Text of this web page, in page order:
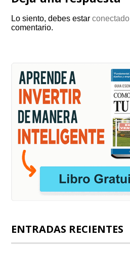
Lo siento, debes estarconectado
comentario.
ENTRADAS RECIENTES